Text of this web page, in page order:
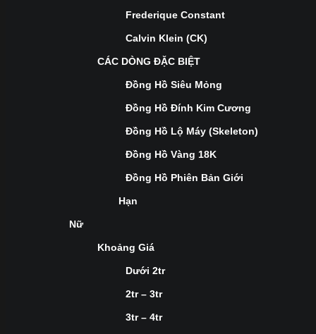
Frederique Constant
Calvin Klein (CK)
CÁC DÒNG ĐẶC BIỆT
Đồng Hồ Siêu Mỏng
Đồng Hồ Đính Kim Cương
Đồng Hồ Lộ Máy (Skeleton)
Đồng Hồ Vàng 18K
Đồng Hồ Phiên Bản Giới
Hạn
Nữ
Khoảng Giá
Dưới 2tr
2tr – 3tr
3tr – 4tr